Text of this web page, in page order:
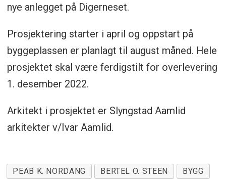
nye anlegget på Digerneset.
Prosjektering starter i april og oppstart på
byggeplassen er planlagt til august måned. Hele
prosjektet skal være ferdigstilt for overlevering
1. desember 2022.
Arkitekt i prosjektet er Slyngstad Aamlid
arkitekter v/Ivar Aamlid.
PEAB K. NORDANG BERTEL O. STEEN BYGG